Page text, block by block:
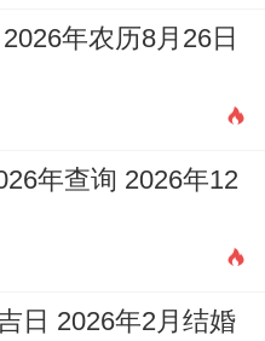
年农历8月26日
年查询 2026年12
日 2026年2月结婚